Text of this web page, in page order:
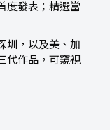
度發表；精選當
圳，以及美、加
代作品，可窺視